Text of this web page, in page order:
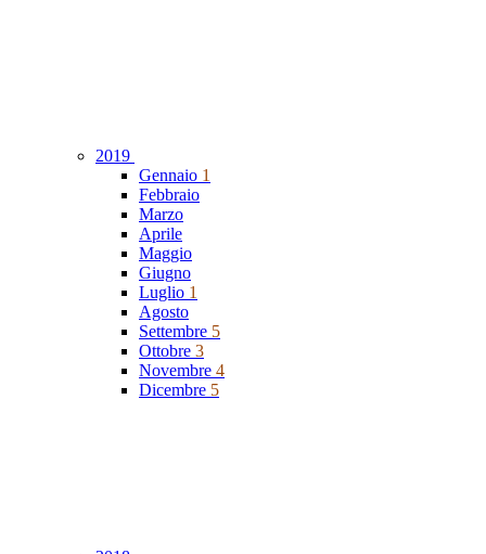
2019
Gennaio 1
Febbraio
Marzo
Aprile
Maggio
Giugno
Luglio 1
Agosto
Settembre 5
Ottobre 3
Novembre 4
Dicembre 5